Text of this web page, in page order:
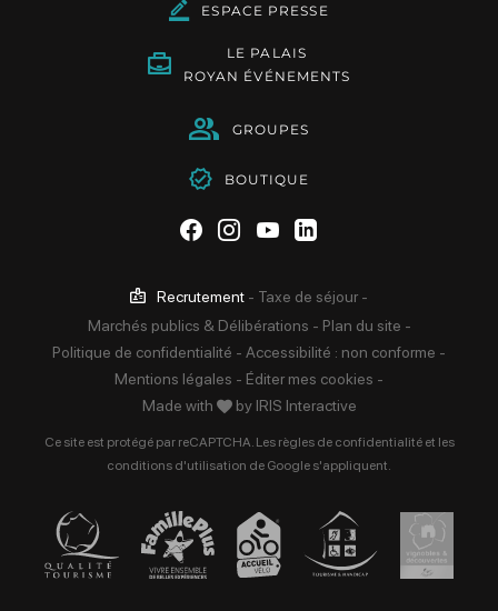
ESPACE PRESSE
LE PALAIS
ROYAN ÉVÉNEMENTS
GROUPES
BOUTIQUE
Suivez-nous sur Facebook
Suivez-nous sur
Suivez-nous sur
Suivez-nous sur
Recrutement - Taxe de séjour -
Marchés publics & Délibérations - Plan du site -
Politique de confidentialité - Accessibilité : non conforme -
Mentions légales - Éditer mes cookies -
Made with
by IRIS Interactive
Ce site est protégé par reCAPTCHA. Les règles de confidentialitéet les
conditions d'utilisation de Google s'appliquent.